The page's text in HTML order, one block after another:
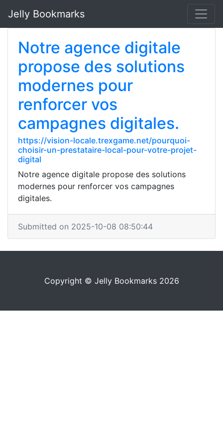
Jelly Bookmarks
Notre agence digitale
propose des solutions
modernes pour
renforcer vos
campagnes digitales.
https://vision-locale.trexgame.net/pourquoi-
choisir-un-prestataire-local-pour-votre-projet-
digital
Notre agence digitale propose des solutions
modernes pour renforcer vos campagnes
digitales.
Submitted on 2025-10-08 08:50:44
Copyright © Jelly Bookmarks 2026